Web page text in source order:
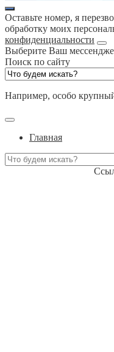
Оставьте номер, я
обработку моих
конфиденциальности
Выберите Ваш
Поиск по сайту
Например, особо
Главная